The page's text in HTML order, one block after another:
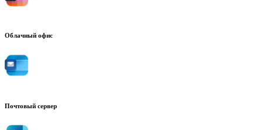
Облачный офис
Почтовый сервер